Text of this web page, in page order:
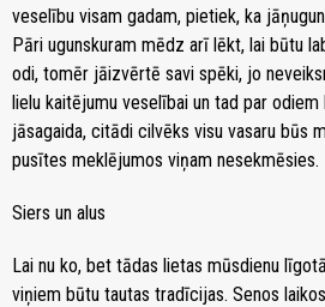
veselību visam gadam, pietiek, ka
Pāri ugunskuram mēdz arī lēkt, lai būtu
odi, tomēr jāizvērtē savi spēki, jo
lielu kaitējumu veselībai un tad par
jāsagaida, citādi cilvēks visu vasaru būs
pusītes meklējumos viņam nesekmēsies.
Siers un alus
Lai nu ko, bet tādas lietas mūsdienu
viņiem būtu tautas tradīcijas. Senos